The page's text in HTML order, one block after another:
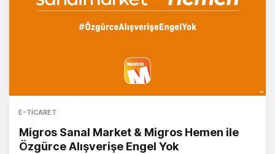
E-TICARET
Migros Sanal Market & Migros Hemen ile
Özgürce Alışverişe Engel Yok